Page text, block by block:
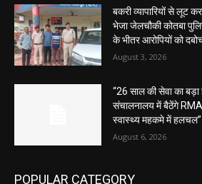
बकरी व्यापारियों से लूट
भेजा जेलचौकी कोतबा
के भीतर आरोपियों को
August 3, 2026
“26 साल की सेवा का
संचालनालय में बैठेंगे
स्वास्थ्य महकमे में हलचल”
August 6, 2026
POPULAR CATEGORY